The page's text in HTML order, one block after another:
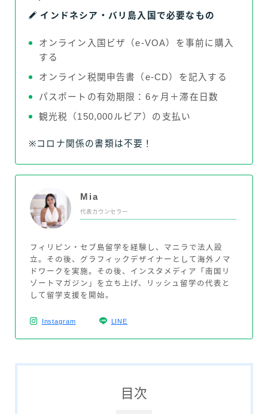
インドネシア・バリ島入国で必要なもの
オンライン入国ビザ（e-VOA）を事前に購入
する
オンライン税関申告書（e-CD）を記入する
パスポートの有効期限：6ヶ月＋滞在日数
観光税（150,000ルピア）の支払い
※コロナ関係の書類は不要！
Mia
代表カウンセラー
フィリピン・セブ島留学を経験し、マニラで法人設
立。その後、グラフィックデザイナーとして海外ノマ
ドワークを実施。その後、インスタメディア「南国リ
ゾートマガジン」を立ち上げ、リッシュ留学の代表と
して留学支援を開始。
Instagram LINE
目次